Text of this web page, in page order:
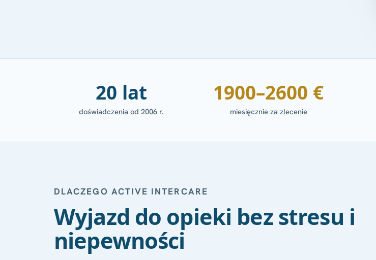
20 lat
doświadczenia od 2006 r.
1900–2600 €
miesięcznie za zlecenie
DLACZEGO ACTIVE INTERCARE
Wyjazd do opieki bez stresu i
niepewności